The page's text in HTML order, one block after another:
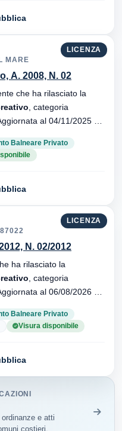
LICENZA
MARE
A. 2008, N. 02
che ha rilasciato la
, categoria
Balneare Privato
LICENZA
N. 02/2012
ha rilasciato la
, categoria
Balneare Privato
Visura disponibile
e atti
costieri.